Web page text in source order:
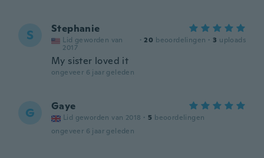
S Stephanie
Lid geworden van
2017
· 20 beoordelingen · 3 uploads
My sister loved it
ongeveer 6 jaar geleden
G Gaye
Lid geworden van 2018 · 5 beoordelingen
ongeveer 6 jaar geleden